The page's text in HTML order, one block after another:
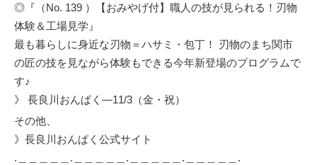
◎『（No. 139 ）【おみやげ付】職人の技が見られる！刃物
体験＆工場見学』
最も暮らしに身近な刃物＝ハサミ・包丁！ 刃物のまち関市
の匠の技を見ながら体験もできる今年新登場のプログラムで
す♪
》 長良川おんぱく―11/3（金・祝）
その他、
》 長良川おんぱく公式サイト
.＿＿＿＿＿.＿＿＿＿＿.＿＿＿＿＿.＿＿＿＿＿.